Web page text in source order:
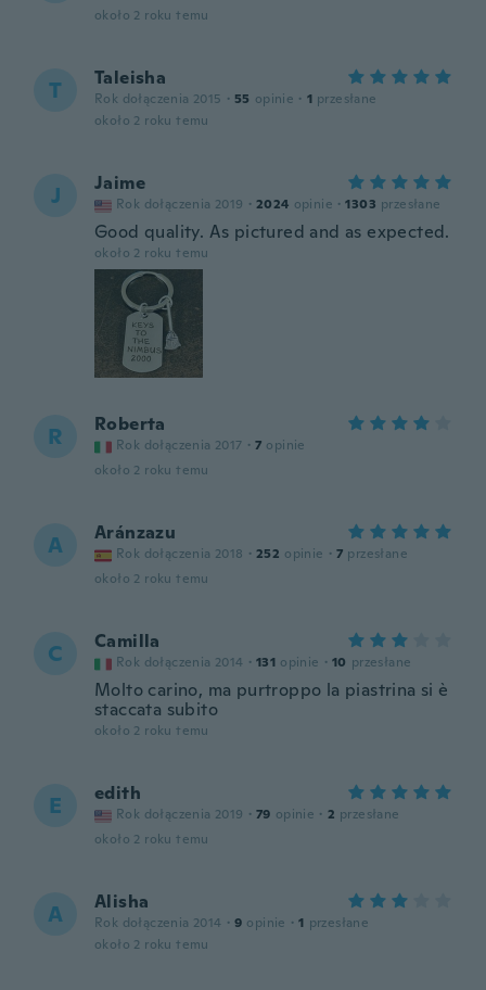
około 2 roku temu
T Taleisha
Rok dołączenia 2015 · 55 opinie · 1 przesłane
około 2 roku temu
J Jaime
Rok dołączenia 2019 · 2024 opinie · 1303 przesłane
Good quality. As pictured and as expected.
około 2 roku temu
R Roberta
Rok dołączenia 2017 · 7 opinie
około 2 roku temu
A Aránzazu
Rok dołączenia 2018 · 252 opinie · 7 przesłane
około 2 roku temu
C Camilla
Rok dołączenia 2014 · 131 opinie · 10 przesłane
Molto carino, ma purtroppo la piastrina si è
staccata subito
około 2 roku temu
E edith
Rok dołączenia 2019 · 79 opinie · 2 przesłane
około 2 roku temu
A Alisha
Rok dołączenia 2014 · 9 opinie · 1 przesłane
około 2 roku temu